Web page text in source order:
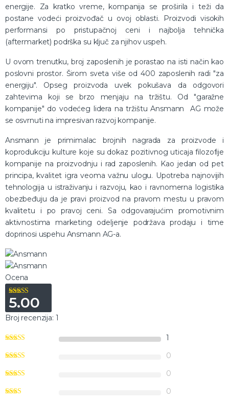
energije. Za kratko vreme, kompanija se proširila i teži da
postane vodeći proizvođač u ovoj oblasti. Proizvodi visokih
performansi po pristupačnoj ceni i najbolja tehnička
(aftermarket) podrška su ključ za njihov uspeh.
U ovom trenutku, broj zaposlenih je porastao na isti način kao
poslovni prostor. Širom sveta više od 400 zaposlenih radi "za
energiju". Opseg proizvoda uvek pokušava da odgovori
zahtevima koji se brzo menjaju na tržištu. Od "garažne
kompanije" do vodećeg lidera na tržištu Ansmann AG može
se osvrnuti na impresivan razvoj kompanije.
Ansmann je primimalac brojnih nagrada za proizvode i
koprodukciju kulture koje su dokaz pozitivnog uticaja filozofije
kompanije na proizvodnju i rad zaposlenih. Kao jedan od pet
principa, kvalitet igra veoma važnu ulogu. Upotreba najnovijih
tehnologija u istraživanju i razvoju, kao i ravnomerna logistika
obezbeđuju da je pravi proizvod na pravom mestu u pravom
kvalitetu i po pravoj ceni. Sa odgovarajućim promotivnim
aktivnostima marketing odeljenje podržava prodaju i time
doprinosi uspehu Ansmann AG-a.
Ocena
Ocenjeno
5.00 od 5
5.00
Broj recenzija: 1
1
0
0
0